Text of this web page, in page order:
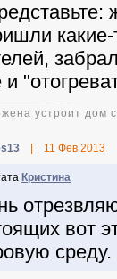
и
устроит дом
11 Фев 2013
Кристина
вот